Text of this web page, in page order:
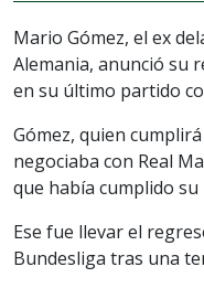
Mario Gómez, el ex
Alemania, anunció su
en su último partido
Gómez, quien
negociaba con Real
que había cumplido
Ese fue llevar el
Bundesliga tras una